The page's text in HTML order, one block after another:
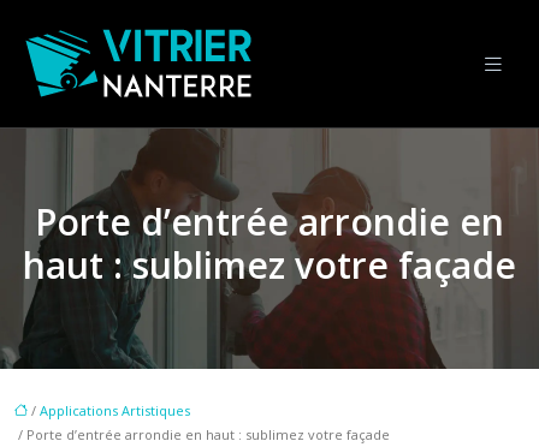
Porte d’entrée arrondie en
haut : sublimez votre façade
/ Applications Artistiques
/ Porte d’entrée arrondie en haut : sublimez votre façade